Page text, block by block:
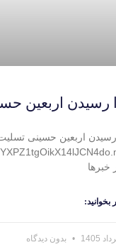
رسیدن اربعین
اربعین حسینی تسلیت
خبرها
بخوانید:
بدون دیدگاه